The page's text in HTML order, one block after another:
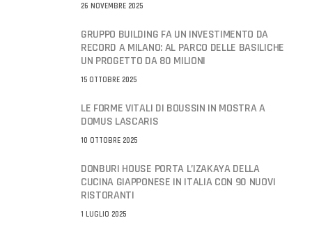
26 NOVEMBRE 2025
GRUPPO BUILDING FA UN INVESTIMENTO DA
RECORD A MILANO: AL PARCO DELLE BASILICHE
UN PROGETTO DA 80 MILIONI
15 OTTOBRE 2025
LE FORME VITALI DI BOUSSIN IN MOSTRA A
DOMUS LASCARIS
10 OTTOBRE 2025
DONBURI HOUSE PORTA L’IZAKAYA DELLA
CUCINA GIAPPONESE IN ITALIA CON 90 NUOVI
RISTORANTI
1 LUGLIO 2025